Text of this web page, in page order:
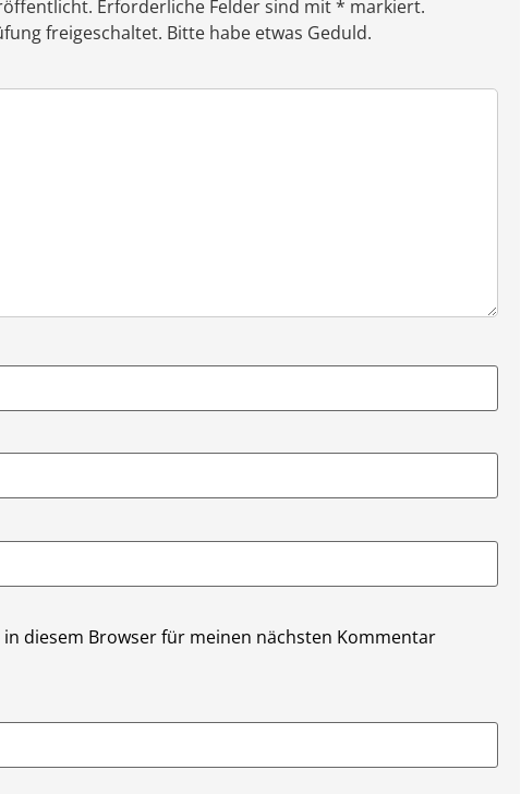
Erforderliche Felder sind mit * markiert.
freigeschaltet. Bitte habe etwas Geduld.
in diesem Browser für meinen nächsten Kommentar